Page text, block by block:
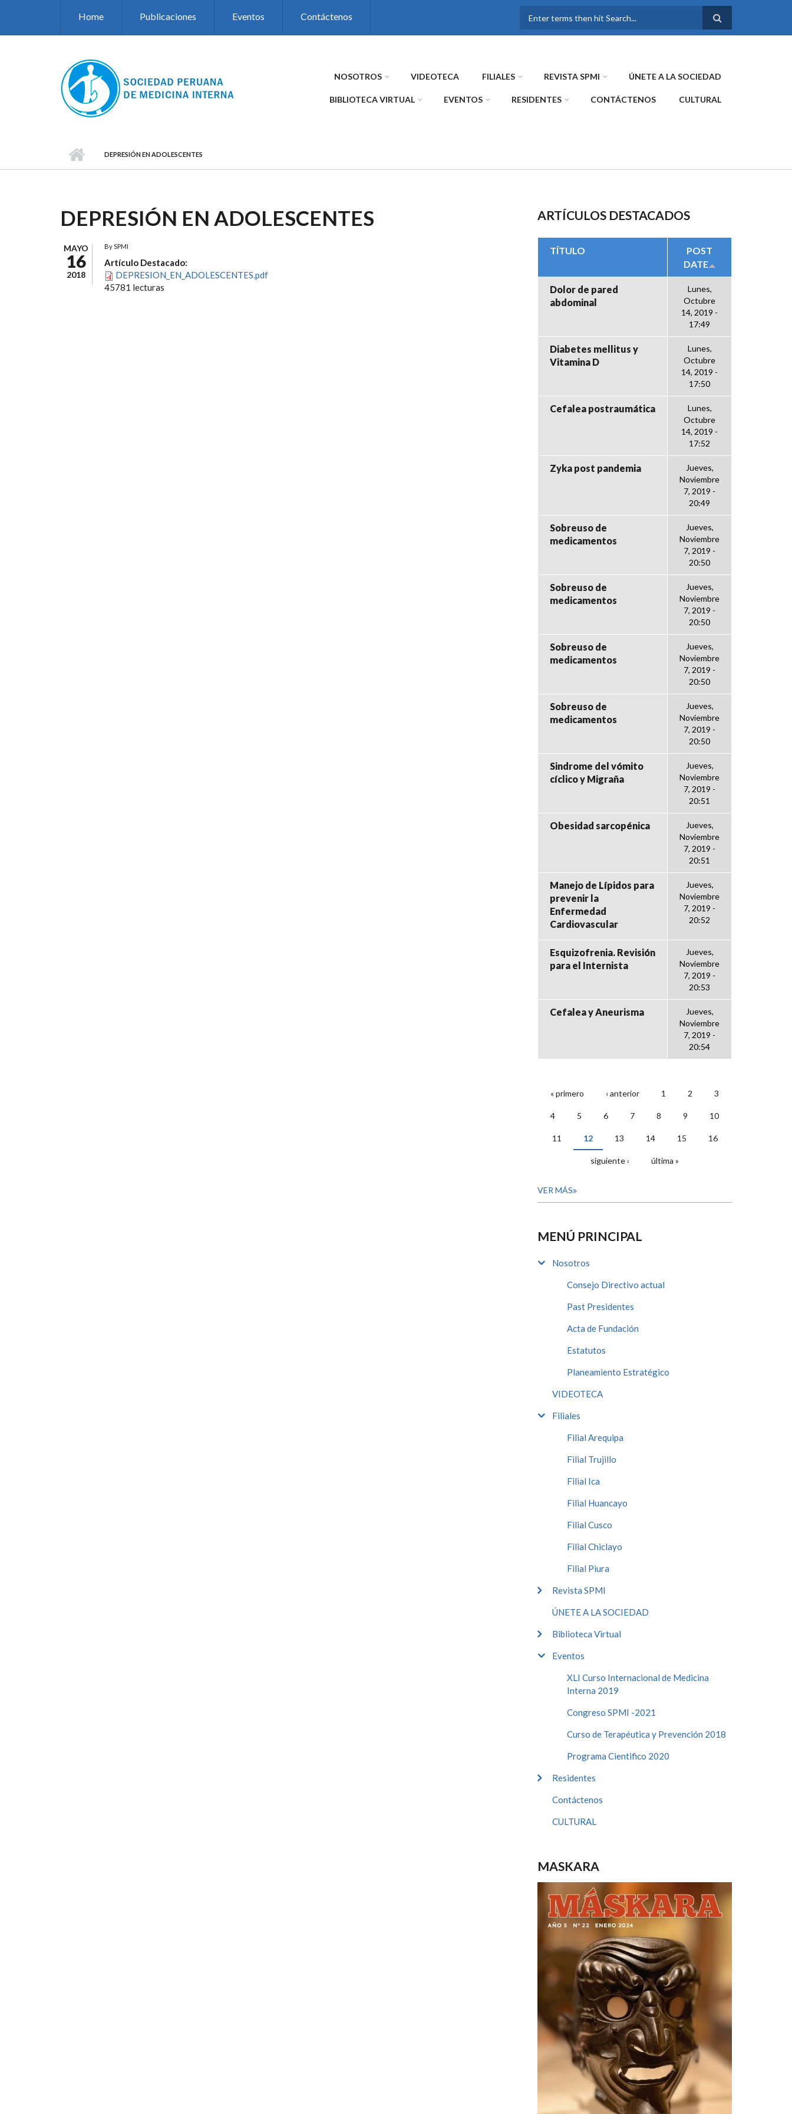
Home Publicaciones Eventos Contáctenos
FORMULARIO DE
NOSOTROS VIDEOTECA FILIALES REVISTA SPMI ÚNETE A LA SOCIEDAD
BIBLIOTECA VIRTUAL EVENTOS RESIDENTES CONTÁCTENOS CULTURAL
DEPRESIÓN EN ADOLESCENTES
DEPRESIÓN EN ADOLESCENTES
MAYO
16
2018
BySPMI
Artículo Destacado:
DEPRESION_EN_ADOLESCENTES.pdf
45781 lecturas
ARTÍCULOS DESTACADOS
TÍTULO
POST
DATE
Dolor de pared
abdominal
Lunes,
Octubre
14, 2019 -
17:49
Diabetes mellitus y
Vitamina D
Lunes,
Octubre
14, 2019 -
17:50
Cefalea postraumática
Lunes,
Octubre
14, 2019 -
17:52
Zyka post pandemia
Jueves,
Noviembre
7, 2019 -
20:49
Sobreuso de
medicamentos
Jueves,
Noviembre
7, 2019 -
20:50
Sobreuso de
medicamentos
Jueves,
Noviembre
7, 2019 -
20:50
Sobreuso de
medicamentos
Jueves,
Noviembre
7, 2019 -
20:50
Sobreuso de
medicamentos
Jueves,
Noviembre
7, 2019 -
20:50
Sindrome del vómito
cíclico y Migraña
Jueves,
Noviembre
7, 2019 -
20:51
Obesidad sarcopénica
Jueves,
Noviembre
7, 2019 -
20:51
Manejo de Lípidos para
prevenir la
Enfermedad
Cardiovascular
Jueves,
Noviembre
7, 2019 -
20:52
Esquizofrenia. Revisión
para el Internista
Jueves,
Noviembre
7, 2019 -
20:53
Cefalea y Aneurisma
Jueves,
Noviembre
7, 2019 -
20:54
PÁGINAS
« primero ‹ anterior 1 2 3
4 5 6 7 8 9 10
11 12 13 14 15 16
siguiente › última »
VER MÁS
MENÚ PRINCIPAL
Nosotros
Consejo Directivo actual
Past Presidentes
Acta de Fundación
Estatutos
Planeamiento Estratégico
VIDEOTECA
Filiales
Filial Arequipa
Filial Trujillo
Filial Ica
Filial Huancayo
Filial Cusco
Filial Chiclayo
Filial Piura
Revista SPMI
ÚNETE A LA SOCIEDAD
Biblioteca Virtual
Eventos
XLI Curso Internacional de Medicina
Interna 2019
Congreso SPMI -2021
Curso de Terapéutica y Prevención 2018
Programa Cientifico 2020
Residentes
Contáctenos
CULTURAL
MASKARA